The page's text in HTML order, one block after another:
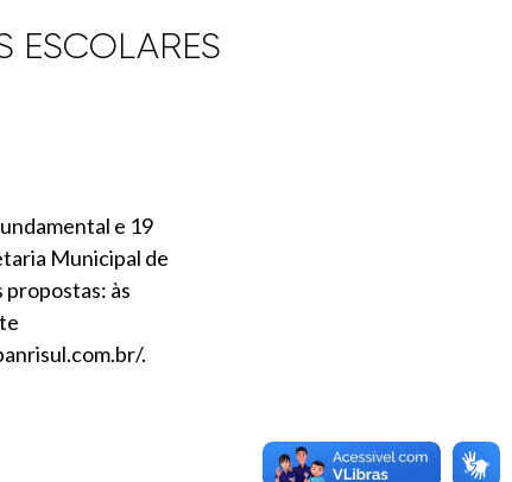
ESCOLARES
e 19
Municipal de
às
.